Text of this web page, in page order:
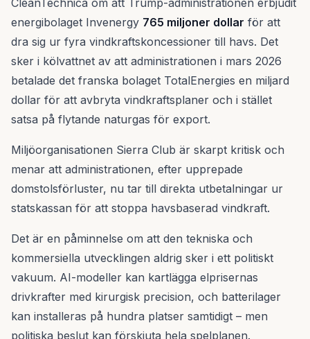
CleanTechnica om att Trump-administrationen erbjudit
energibolaget Invenergy 765 miljoner dollar för att
dra sig ur fyra vindkraftskoncessioner till havs. Det
sker i kölvattnet av att administrationen i mars 2026
betalade det franska bolaget TotalEnergies en miljard
dollar för att avbryta vindkraftsplaner och i stället
satsa på flytande naturgas för export.
Miljöorganisationen Sierra Club är skarpt kritisk och
menar att administrationen, efter upprepade
domstolsförluster, nu tar till direkta utbetalningar ur
statskassan för att stoppa havsbaserad vindkraft.
Det är en påminnelse om att den tekniska och
kommersiella utvecklingen aldrig sker i ett politiskt
vakuum. AI-modeller kan kartlägga elprisernas
drivkrafter med kirurgisk precision, och batterilager
kan installeras på hundra platser samtidigt – men
politiska beslut kan förskjuta hela spelplanen.